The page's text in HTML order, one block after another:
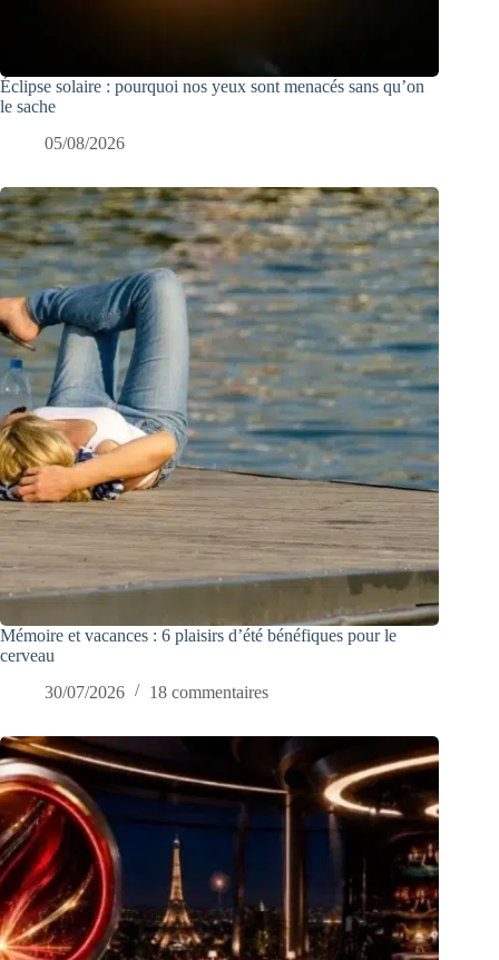
Éclipse solaire : pourquoi nos yeux sont menacés sans qu’on
le sache
05/08/2026
Mémoire et vacances : 6 plaisirs d’été bénéfiques pour le
cerveau
30/07/2026
18 commentaires